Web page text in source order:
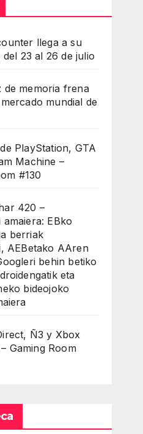
llega a su
del 23 al 26 de julio
de memoria frena
mundial de
PlayStation, GTA
Machine –
#130
420 –
amaiera: EBko
berriak
AEBetako AAren
behin betiko
eta
bideojoko
Ñ3 y Xbox
Gaming Room